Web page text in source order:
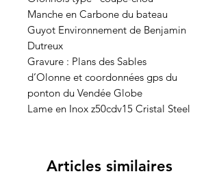
Manche en Carbone du bateau
Guyot Environnement de Benjamin
Dutreux
Gravure : Plans des Sables
d’Olonne et coordonnées gps du
ponton du Vendée Globe
Lame en Inox z50cdv15 Cristal Steel
Articles similaires